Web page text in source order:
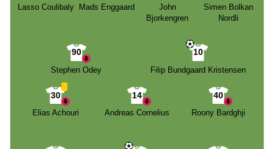
Lasso Coulibaly Mads Enggaard
John
Bjorkengren
Simen Bolkan
Nordli
90
Stephen Odey
10
Filip Bundgaard Kristensen
30
Elias Achouri
14
Andreas Cornelius
40
Roony Bardghji